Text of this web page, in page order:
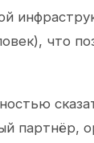
что
партнёр,